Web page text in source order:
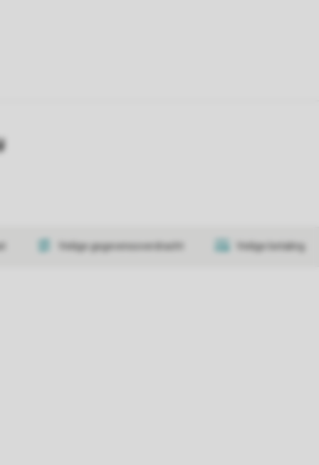
Veilige gegevensoverdracht Veilige betaling